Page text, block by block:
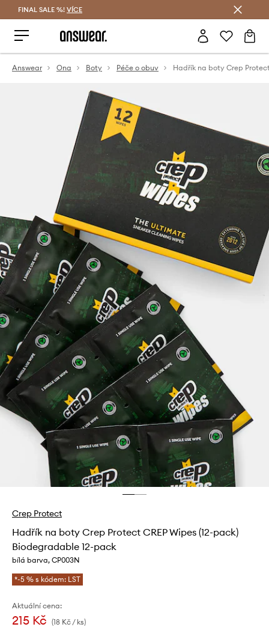
FINAL SALE %! VÍCE
Answear Ona Boty Péče o obuv
Crep Protect
Hadřík na boty Crep Protect CREP Wipes (12-pack)
Biodegradable 12-pack
bílá barva, CP003N
*-5 % s kódem: LST
Aktuální cena:
215 Kč (18 Kč / ks)